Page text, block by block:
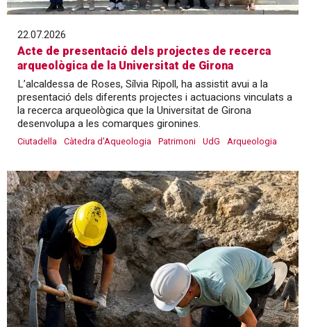
22.07.2026
Acte de presentació dels projectes de recerca
arqueològica de la Universitat de Girona
L’alcaldessa de Roses, Sílvia Ripoll, ha assistit avui a la
presentació dels diferents projectes i actuacions vinculats a
la recerca arqueològica que la Universitat de Girona
desenvolupa a les comarques gironines.
Ciutadella Càtedra d'Aqueologia Patrimoni UdG Arqueologia